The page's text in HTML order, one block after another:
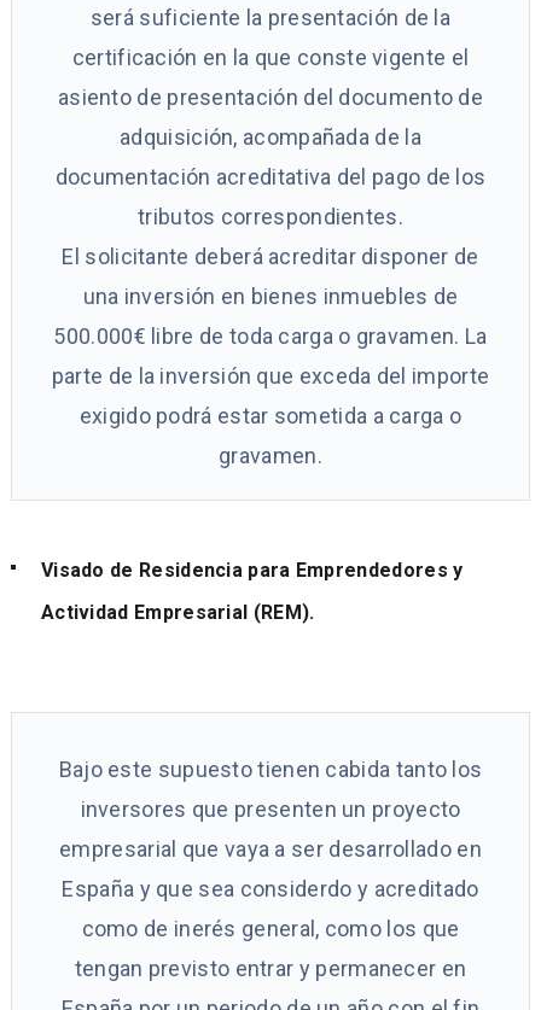
será suficiente la presentación de la
certificación en la que conste vigente el
asiento de presentación del documento de
adquisición, acompañada de la
documentación acreditativa del pago de los
tributos correspondientes.
El solicitante deberá acreditar disponer de
una inversión en bienes inmuebles de
500.000€ libre de toda carga o gravamen. La
parte de la inversión que exceda del importe
exigido podrá estar sometida a carga o
gravamen.
Visado de Residencia para Emprendedores y
Actividad Empresarial (REM).
Bajo este supuesto tienen cabida tanto los
inversores que presenten un proyecto
empresarial que vaya a ser desarrollado en
España y que sea considerdo y acreditado
como de inerés general, como los que
tengan previsto entrar y permanecer en